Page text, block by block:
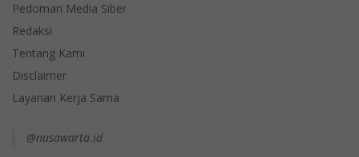
Pedoman Media Siber
Redaksi
Tentang Kami
Disclaimer
Layanan Kerja Sama
@nusawarta.id